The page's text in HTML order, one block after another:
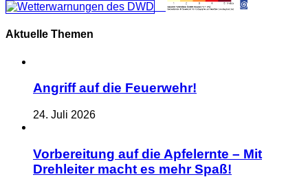
Aktuelle Themen
Angriff auf die Feuerwehr!
24. Juli 2026
Vorbereitung auf die Apfelernte – Mit
Drehleiter macht es mehr Spaß!